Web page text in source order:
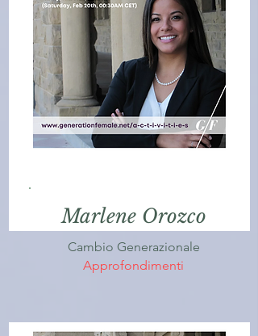
Marlene Orozco
Cambio Generazionale
Approfondimenti